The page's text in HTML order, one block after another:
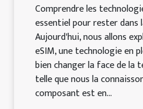
Comprendre les
essentiel pour rester dans
Aujourd'hui, nous allons
eSIM, une technologie en
bien changer la face de la
telle que nous la
composant est en...